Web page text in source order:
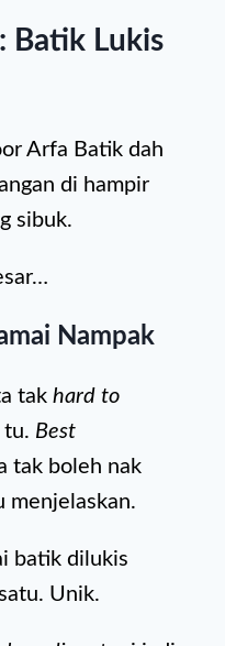
Batik Lukis
Arfa Batik dah
di hampir
sibuk.
Nampak
tak hard to
tu. Best
tak boleh nak
menjelaskan.
batik dilukis
Unik.